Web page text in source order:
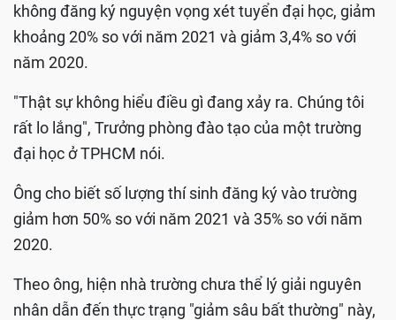
không đăng ký nguyện vọng xét tuyển đại học, giảm
khoảng 20% so với năm 2021 và giảm 3,4% so với
năm 2020.
"Thật sự không hiểu điều gì đang xảy ra. Chúng tôi
rất lo lắng", Trưởng phòng đào tạo của một trường
đại học ở TPHCM nói.
Ông cho biết số lượng thí sinh đăng ký vào trường
giảm hơn 50% so với năm 2021 và 35% so với năm
2020.
Theo ông, hiện nhà trường chưa thể lý giải nguyên
nhân dẫn đến thực trạng "giảm sâu bất thường" này,